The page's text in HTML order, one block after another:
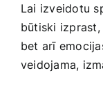
Lai‌ izveidotu
būtiski
bet arī
veidojama,